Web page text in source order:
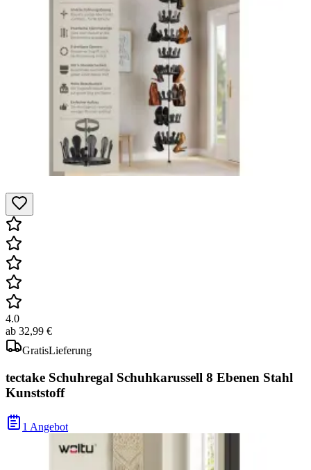
4.0
ab 32,99 €
GratisLieferung
tectake Schuhregal Schuhkarussell 8 Ebenen Stahl
Kunststoff
1 Angebot